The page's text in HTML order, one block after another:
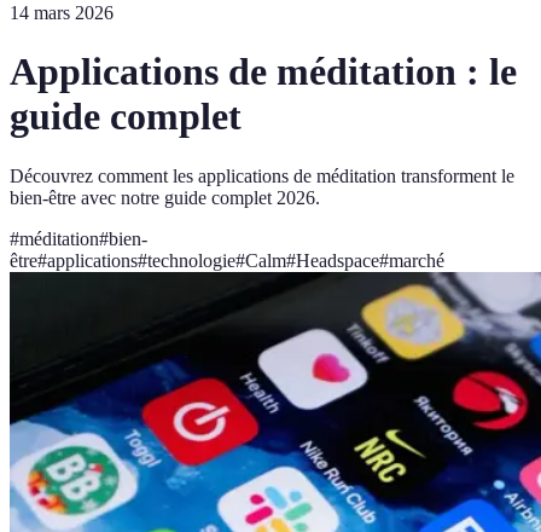
14 mars 2026
Applications de méditation : le
guide complet
Découvrez comment les applications de méditation transforment le
bien-être avec notre guide complet 2026.
#méditation#bien-
être#applications#technologie#Calm#Headspace#marché